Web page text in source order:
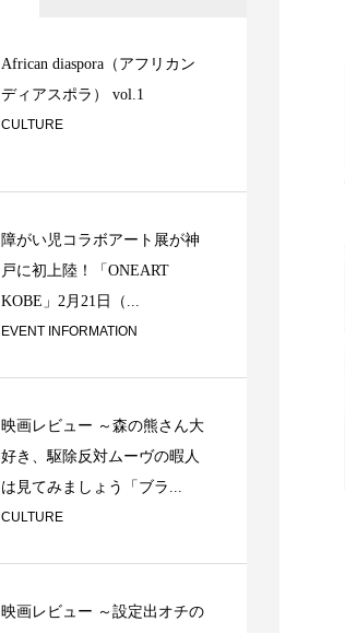
二胡との出会い
打の二：パーカッションあるあ
ると、この曖昧な世界 /...
African diaspora（アフリカン
ディアスポラ） vol.1
CULTURE
障がい児コラボアート展が神
戸に初上陸！「ONEART
KOBE」2月21日（...
EVENT INFORMATION
映画レビュー ～森の熊さん大
好き、駆除反対ムーヴの暇人
は見てみましょう「ブラ...
CULTURE
映画レビュー ～設定出オチの